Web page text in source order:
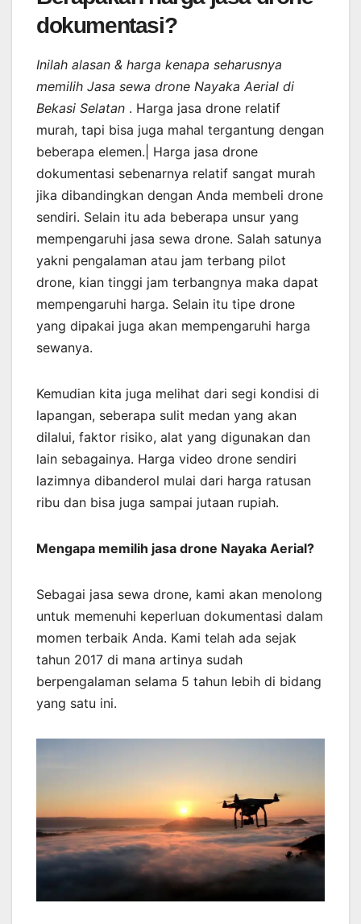
dokumentasi?
Inilah alasan & harga kenapa seharusnya
memilih Jasa sewa drone Nayaka Aerial di
Bekasi Selatan . Harga jasa drone relatif
murah, tapi bisa juga mahal tergantung dengan
beberapa elemen.| Harga jasa drone
dokumentasi sebenarnya relatif sangat murah
jika dibandingkan dengan Anda membeli drone
sendiri. Selain itu ada beberapa unsur yang
mempengaruhi jasa sewa drone. Salah satunya
yakni pengalaman atau jam terbang pilot
drone, kian tinggi jam terbangnya maka dapat
mempengaruhi harga. Selain itu tipe drone
yang dipakai juga akan mempengaruhi harga
sewanya.
Kemudian kita juga melihat dari segi kondisi di
lapangan, seberapa sulit medan yang akan
dilalui, faktor risiko, alat yang digunakan dan
lain sebagainya. Harga video drone sendiri
lazimnya dibanderol mulai dari harga ratusan
ribu dan bisa juga sampai jutaan rupiah.
Mengapa memilih jasa drone Nayaka Aerial?
Sebagai jasa sewa drone, kami akan menolong
untuk memenuhi keperluan dokumentasi dalam
momen terbaik Anda. Kami telah ada sejak
tahun 2017 di mana artinya sudah
berpengalaman selama 5 tahun lebih di bidang
yang satu ini.